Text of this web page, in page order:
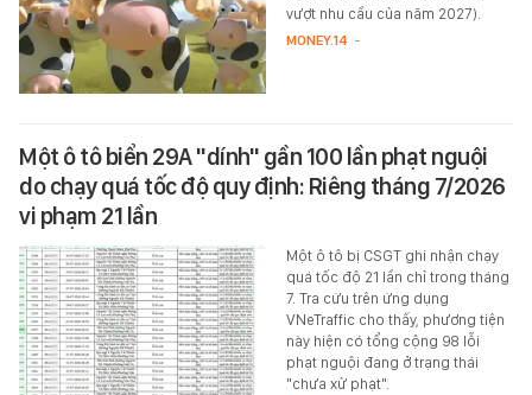
vượt nhu cầu của năm 2027).
MONEY.14 -
Một ô tô biển 29A "dính" gần 100 lần phạt nguội
do chạy quá tốc độ quy định: Riêng tháng 7/2026
vi phạm 21 lần
Một ô tô bị CSGT ghi nhận chạy
quá tốc độ 21 lần chỉ trong tháng
7. Tra cứu trên ứng dụng
VNeTraffic cho thấy, phương tiện
này hiện có tổng cộng 98 lỗi
phạt nguội đang ở trạng thái
"chưa xử phạt".